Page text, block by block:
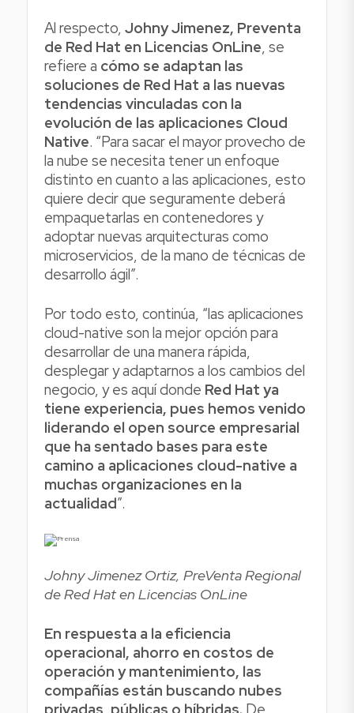
Al respecto,Johny Jimenez, Preventa
de Red Hat en Licencias OnLine, se
refiere a cómo se adaptan las
soluciones de Red Hat a las nuevas
tendencias vinculadas con la
evolución de las aplicaciones Cloud
Native. “Para sacar el mayor provecho de
la nube se necesita tener un enfoque
distinto en cuanto a las aplicaciones, esto
quiere decir que seguramente deberá
empaquetarlas en contenedores y
adoptar nuevas arquitecturas como
microservicios, de la mano de técnicas de
desarrollo ágil”.
Por todo esto, continúa, “las aplicaciones
cloud-native son la mejor opción para
desarrollar de una manera rápida,
desplegar y adaptarnos a los cambios del
negocio, y es aquí donde Red Hat ya
tiene experiencia, pues hemos venido
liderando el open source empresarial
que ha sentado bases para este
camino a aplicaciones cloud-native a
muchas organizaciones en la
actualidad”.
Johny Jimenez Ortiz, PreVenta Regional
de Red Hat en Licencias OnLine
En respuesta a la eficiencia
operacional, ahorro en costos de
operación y mantenimiento, las
compañías están buscando nubes